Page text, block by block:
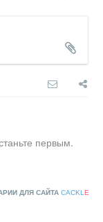
первым.
ДЛЯ САЙТА CACKL E